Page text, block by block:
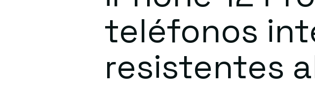
teléfonos
resistentes